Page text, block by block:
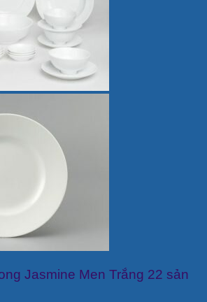
Jasmine Men Trắng 22 sản